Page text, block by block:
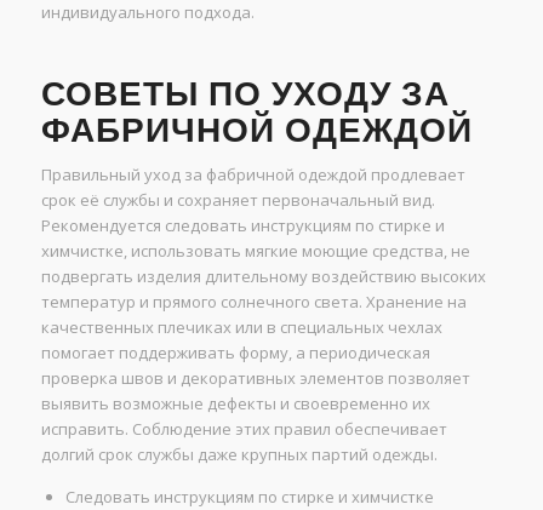
индивидуального подхода.
СОВЕТЫ ПО УХОДУ ЗА
ФАБРИЧНОЙ ОДЕЖДОЙ
Правильный уход за фабричной одеждой продлевает
срок её службы и сохраняет первоначальный вид.
Рекомендуется следовать инструкциям по стирке и
химчистке, использовать мягкие моющие средства, не
подвергать изделия длительному воздействию высоких
температур и прямого солнечного света. Хранение на
качественных плечиках или в специальных чехлах
помогает поддерживать форму, а периодическая
проверка швов и декоративных элементов позволяет
выявить возможные дефекты и своевременно их
исправить. Соблюдение этих правил обеспечивает
долгий срок службы даже крупных партий одежды.
Следовать инструкциям по стирке и химчистке